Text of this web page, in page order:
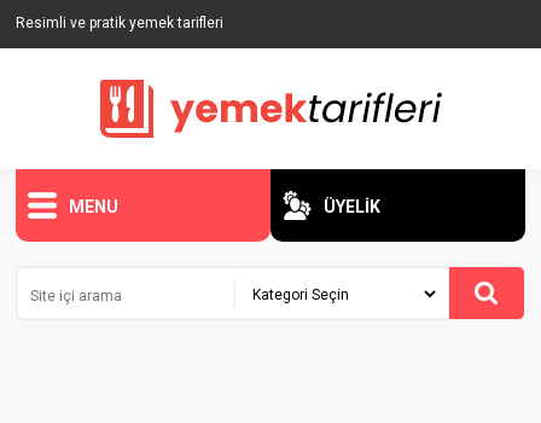
Resimli ve pratik yemek tarifleri
MENU ÜYELİK